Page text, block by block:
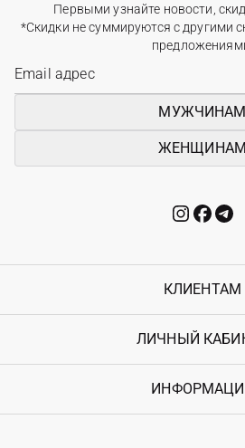
Первыми узнайте новости,
*Скидки не суммируются с другими
МУЖЧИНАМ
ЖЕНЩИНАМ
КЛИЕНТАМ
Контакты
Возврат
Гарантия
ЛИЧНЫЙ
Войти